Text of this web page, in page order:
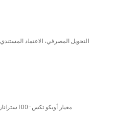
التحويل المصرفي، الاعتماد
معيار أويكو تكس-100 سترانارد، المعيار الأوروبي للكتان